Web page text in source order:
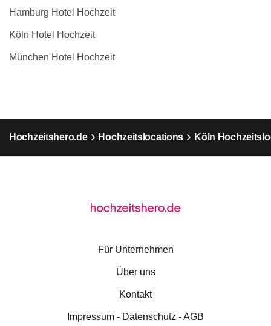
Hamburg Hotel Hochzeit
Köln Hotel Hochzeit
München Hotel Hochzeit
Hochzeitshero.de Hochzeitslocations Köln
Für Unternehmen
Über uns
Kontakt
Impressum - Datenschutz - AGB